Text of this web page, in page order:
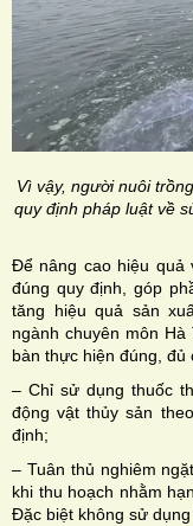
Vì vậy, người nuôi
quy định pháp luật về
Để nâng cao hiệu quả
đúng quy định, góp
tăng hiệu quả sản
ngành chuyên môn
bàn thực hiện đúng, đủ
– Chỉ sử dụng thuốc
động vật thủy sản
định;
– Tuân thủ nghiêm
khi thu hoạch nhằm
Đặc biệt không sử